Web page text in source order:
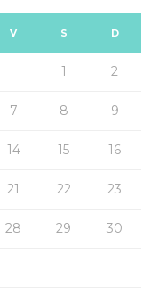
V S D
1 2
7 8 9
14 15 16
21 22 23
28 29 30